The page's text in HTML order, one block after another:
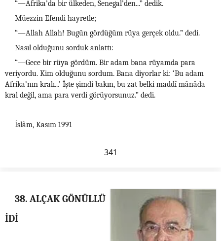
“—Afrika’da bir ülkeden, Senegal’den...” dedik.
Müezzin Efendi hayretle;
“—Allah Allah! Bugün gördüğüm rüya gerçek oldu.” dedi.
Nasıl olduğunu sorduk anlattı:
“—Gece bir rüya gördüm. Bir adam bana rüyamda para
veriyordu. Kim olduğunu sordum. Bana diyorlar ki: ‘Bu adam
Afrika’nın kralı...’ İşte şimdi bakın, bu zat belki maddî mânâda
kral değil, ama para verdi görüyorsunuz.” dedi.
İslâm, Kasım 1991
341
38. ALÇAK GÖNÜLLÜ
İDİ